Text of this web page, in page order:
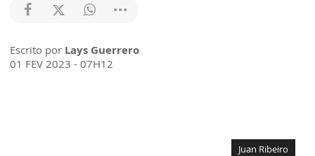
Escrito por Lays Guerrero
01 FEV 2023 - 07H12
Juan Ribeiro